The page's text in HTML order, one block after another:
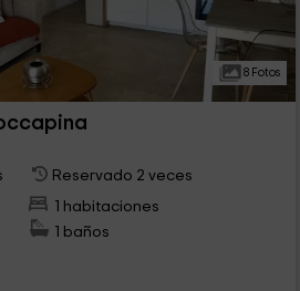
8 Fotos
Reservado 2 veces
1 habitaciones
1 baños